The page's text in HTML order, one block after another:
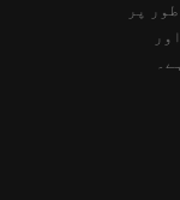
پر